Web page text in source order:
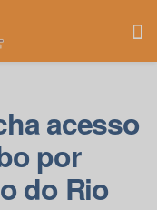
acesso
por
do Rio